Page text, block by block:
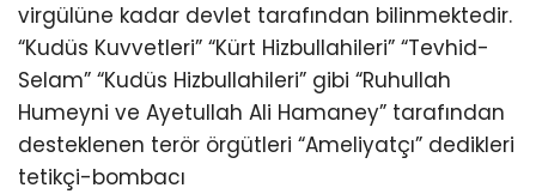
virgülüne kadar devlet tarafından bilinmektedir.
“Kudüs Kuvvetleri” “Kürt Hizbullahileri” “Tevhid-
Selam” “Kudüs Hizbullahileri” gibi “Ruhullah
Humeyni ve Ayetullah Ali Hamaney” tarafından
desteklenen terör örgütleri “Ameliyatçı” dedikleri
tetikçi-bombacı